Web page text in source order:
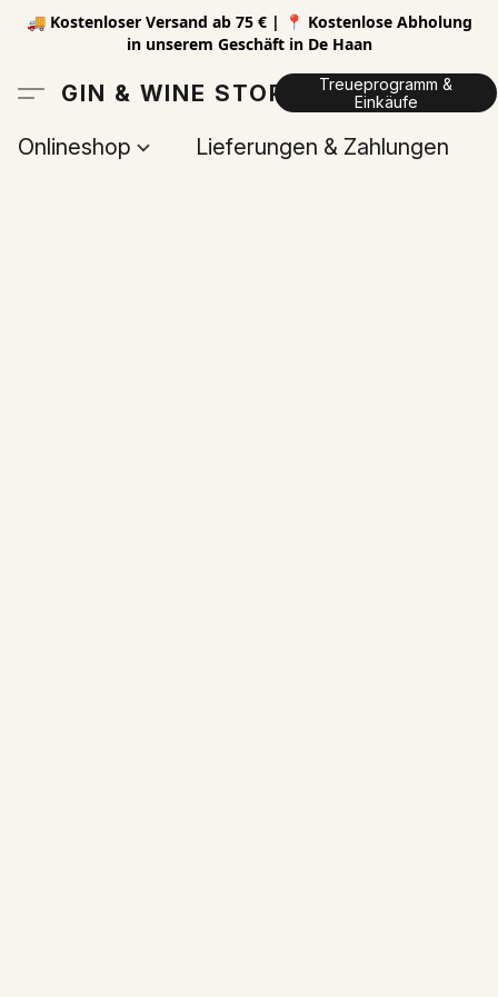
🚚 Kostenloser Versand ab 75 € | 📍 Kostenlose Abholung
in unserem Geschäft in De Haan
GIN & WINE STORE
Treueprogramm &
Einkäufe
Onlineshop Lieferungen & Zahlungen